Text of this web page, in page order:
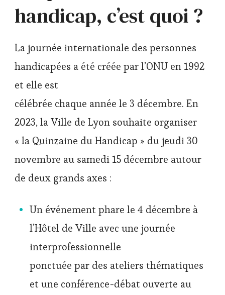
handicap, c’est quoi ?
La journée internationale des personnes
handicapées a été créée par l’ONU en 1992
et elle est
célébrée chaque année le 3 décembre. En
2023, la Ville de Lyon souhaite organiser
« la Quinzaine du Handicap » du jeudi 30
novembre au samedi 15 décembre autour
de deux grands axes :
Un événement phare le 4 décembre à
l’Hôtel de Ville avec une journée
interprofessionnelle
ponctuée par des ateliers thématiques
et une conférence-débat ouverte au